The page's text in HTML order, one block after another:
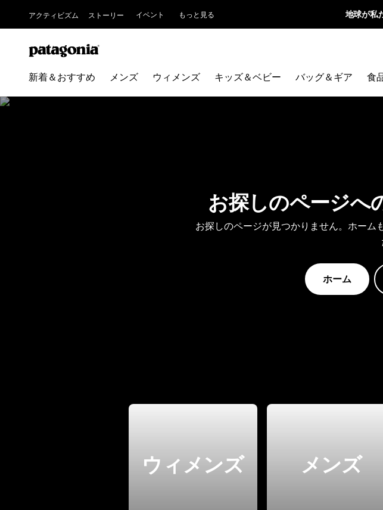
アクティビズム ストーリー イベント もっと見る 地球が私
新着＆おすすめ メンズ ウィメンズ キッズ＆ベビー バッグ＆ギア 食
お探しのページへ
お探しのページが見つかりません。ホーム
ホーム
ウィメンズ メンズ